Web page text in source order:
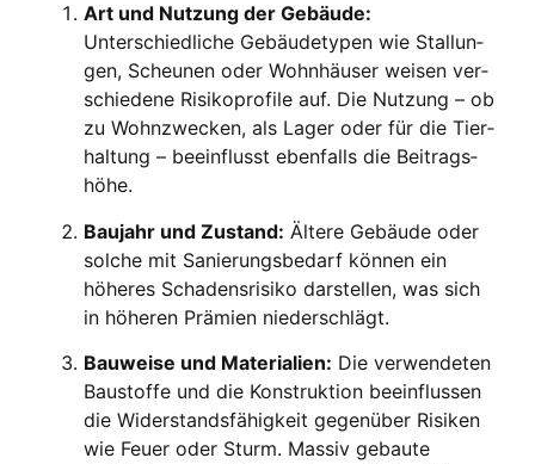
Art und Nut­zung der Gebäu­de:
Unter­schied­li­che Gebäu­de­ty­pen wie Stal­lun­
gen, Scheu­nen oder Wohn­häu­ser wei­sen ver­
schie­de­ne Risi­ko­pro­fi­le auf. Die Nut­zung – ob
zu Wohn­zwe­cken, als Lager oder für die Tier­
hal­tung – beein­flusst eben­falls die Bei­trags­
hö­he.
Bau­jahr und Zustand: Älte­re Gebäu­de oder
sol­che mit Sanie­rungs­be­darf kön­nen ein
höhe­res Scha­dens­ri­si­ko dar­stel­len, was sich
in höhe­ren Prä­mi­en nie­der­schlägt.
Bau­wei­se und Mate­ria­li­en: Die ver­wen­de­ten
Bau­stof­fe und die Kon­struk­ti­on beein­flus­sen
die Wider­stands­fä­hig­keit gegen­über Risi­ken
wie Feu­er oder Sturm. Mas­siv gebau­te